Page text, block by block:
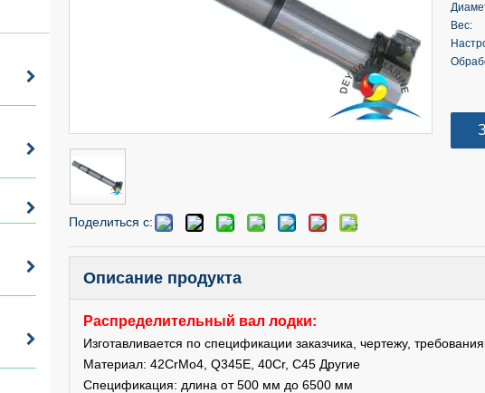
Поделиться с:
Вес:
Описание продукта
Распределительный вал лодки:
Изготавливается по спецификации заказчика, чертежу,
Материал: 42CrMo4, Q345E, 40Cr, C45 Другие
Спецификация: длина от 500 мм до 6500 мм